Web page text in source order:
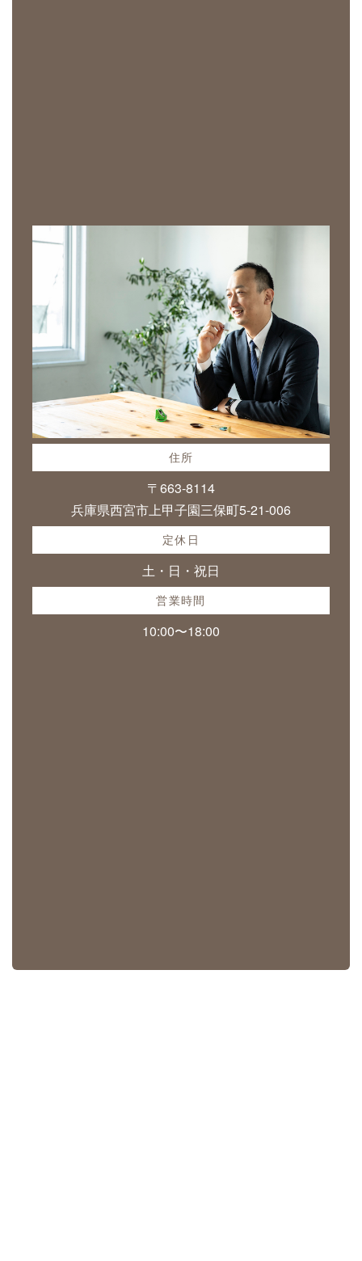
住所
〒663-8114
兵庫県西宮市上甲子園三保町5-21-006
定休日
土・日・祝日
営業時間
10:00〜18:00